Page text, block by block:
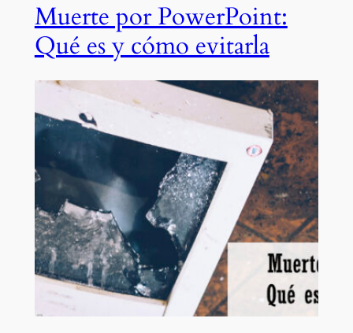
Muerte por PowerPoint:
Qué es y cómo evitarla